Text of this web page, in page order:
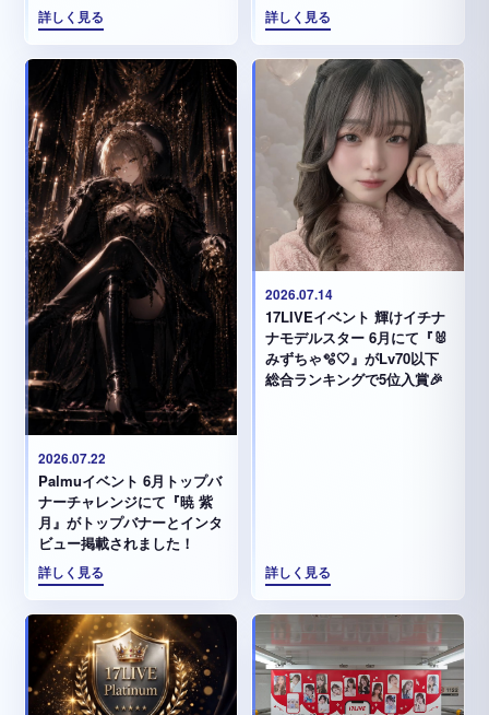
詳しく見る 詳しく見る
2026.07.22
Palmuイベント 6月トップバ
ナーチャレンジにて『暁 紫
月』がトップバナーとインタ
ビュー掲載されました！
詳しく見る
2026.07.14
17LIVEイベント 輝けイチナ
ナモデルスター 6月にて『🐰
みずちゃ️🫧🤍』がLv70以下
総合ランキングで5位入賞🎉
詳しく見る